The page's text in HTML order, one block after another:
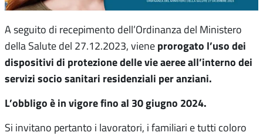
A seguito di recepimento dell’Ordinanza del Ministero
della Salute del 27.12.2023, viene prorogato l’uso dei
dispositivi di protezione delle vie aeree all’interno dei
servizi socio sanitari residenziali per anziani.
L’obbligo è in vigore fino al 30 giugno 2024.
Si invitano pertanto i lavoratori, i familiari e tutti coloro